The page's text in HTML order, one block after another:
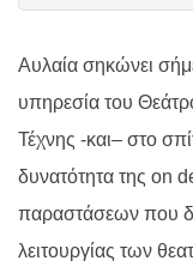
Αυλαία σηκώνει
υπηρεσία του
Τέχνης -και– στο
δυνατότητα της on
παραστάσεων που
λειτουργίας των